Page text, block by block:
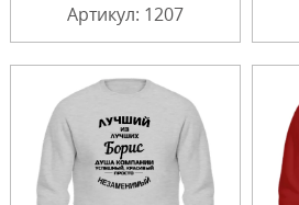
Артикул: 1207